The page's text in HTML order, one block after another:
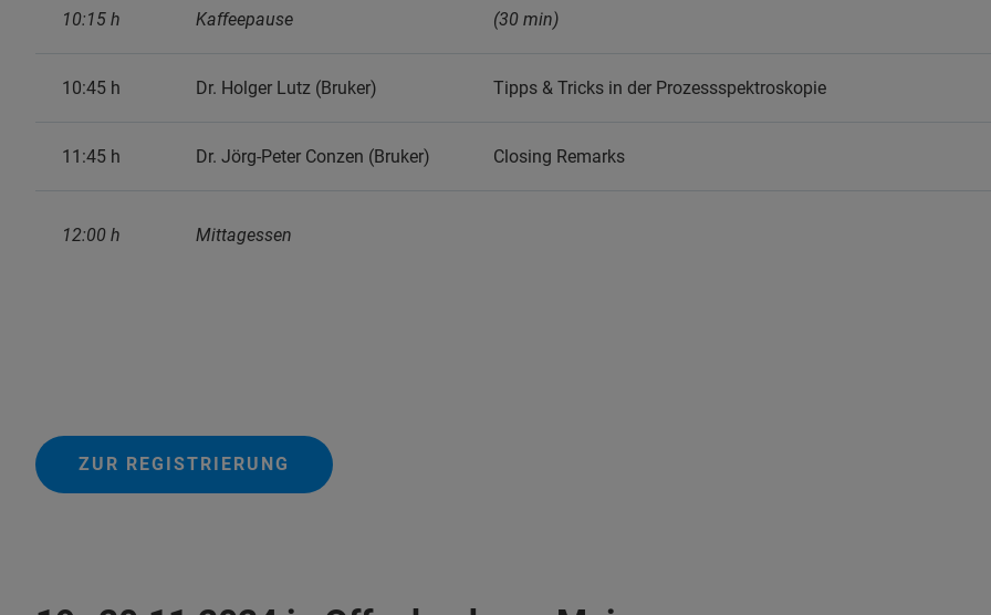
10:15 h Kaffeepause (30 min)
10:45 h Dr. Holger Lutz (Bruker) Tipps & Tricks in der Prozessspektroskopie
11:45 h Dr. Jörg-Peter Conzen (Bruker) Closing Remarks
12:00 h Mittagessen
ZUR REGISTRIERUNG